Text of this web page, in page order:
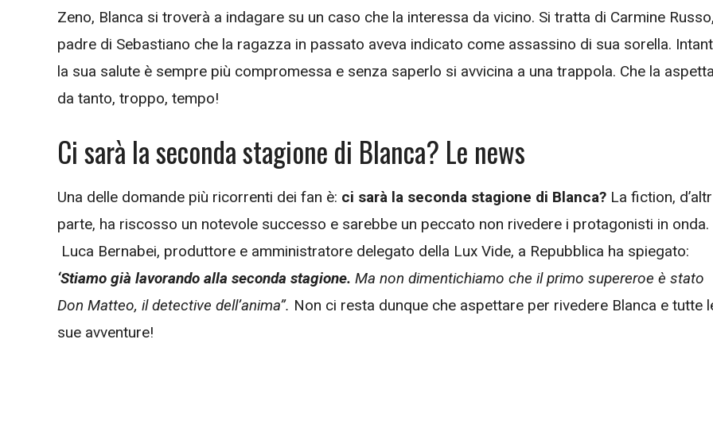
Zeno, Blanca si troverà a indagare su un caso che la interessa da vicino. Si tratta di Carmine
padre di Sebastiano che la ragazza in passato aveva indicato come assassino di sua sorella.
la sua salute è sempre più compromessa e senza saperlo si avvicina a una trappola. Che la
da tanto, troppo, tempo!
Ci sarà la seconda stagione di Blanca? Le news
Una delle domande più ricorrenti dei fan è: ci sarà la seconda stagione di Blanca? La fiction,
parte, ha riscosso un notevole successo e sarebbe un peccato non rivedere i protagonisti in onda.
Luca Bernabei, produttore e amministratore delegato della Lux Vide, a Repubblica ha spiegato:
‘Stiamo già lavorando alla seconda stagione. Ma non dimentichiamo che il primo supereroe è stato
Don Matteo, il detective dell’anima”. Non ci resta dunque che aspettare per rivedere Blanca e tutte
sue avventure!